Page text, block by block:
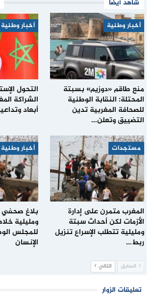
شاهد أيضا
أخبار وطنية
منع طاقم «دوزيم» بسبتة
المحتلة: النقابة الوطنية
للصحافة المغربية تدين
التضييق وتعلن…
أخبار وطنية
التحول
الشراكة
أبعاد
مستجدات
المغرب متمرن على إدارة
الأزمات لكن أحداث سبتة
ومليلية تتطلب الإسراع تنزيل
ربط…
أخبار وطنية
بلاغ صحفي
ومليلية
للمجلس
الإنسان
السابق التالي
تعليقات الزوار